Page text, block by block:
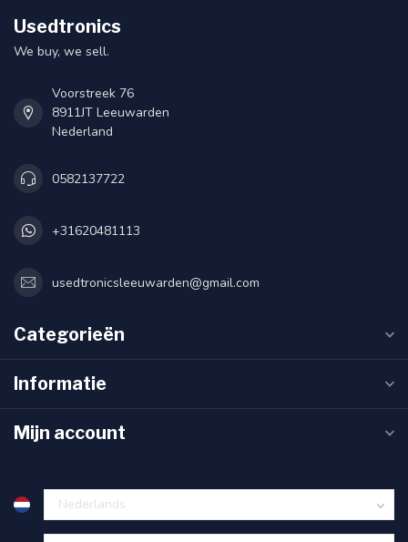
Usedtronics
We buy, we sell.
Voorstreek 76
8911JT Leeuwarden
Nederland
0582137722
+31620481113
usedtronicsleeuwarden@gmail.com
Categorieën
Informatie
Mijn account